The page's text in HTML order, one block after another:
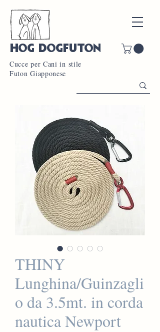
HOG DOGFUTON
Cucce per Cani in stile
Futon Giapponese
THINY
Lunghina/Guinzagli
o da 3.5mt. in corda
nautica Newport